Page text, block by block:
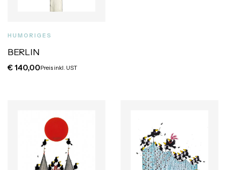
HUMORIGES
BERLIN
€ 140,00Preis inkl. UST